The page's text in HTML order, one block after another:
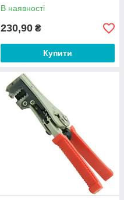
В наявності
230,90 ₴
Купити